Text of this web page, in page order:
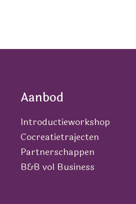
Aanbod
Introductieworkshop
Cocreatietrajecten
Partnerschappen
B&B vol Business